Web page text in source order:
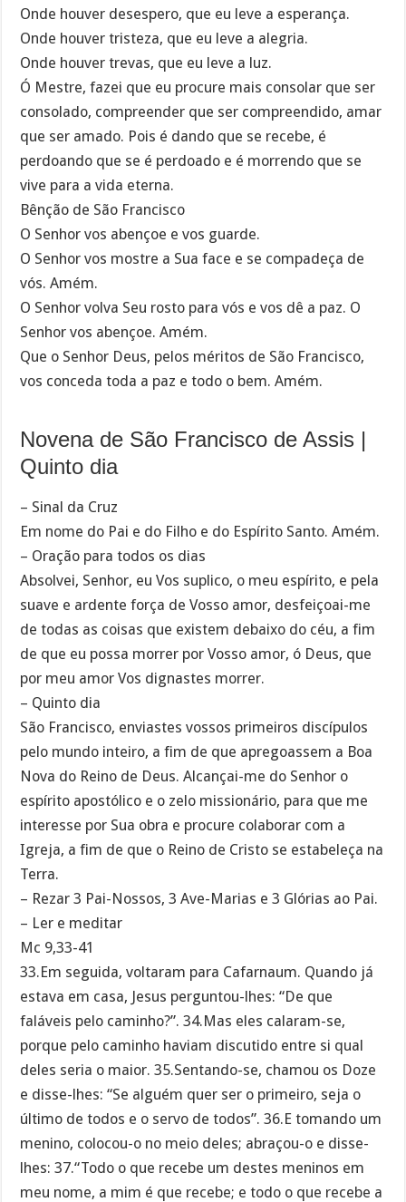
Onde houver desespero, que eu leve a esperança.
Onde houver tristeza, que eu leve a alegria.
Onde houver trevas, que eu leve a luz.
Ó Mestre, fazei que eu procure mais consolar que ser
consolado, compreender que ser compreendido, amar
que ser amado. Pois é dando que se recebe, é
perdoando que se é perdoado e é morrendo que se
vive para a vida eterna.
Bênção de São Francisco
O Senhor vos abençoe e vos guarde.
O Senhor vos mostre a Sua face e se compadeça de
vós. Amém.
O Senhor volva Seu rosto para vós e vos dê a paz. O
Senhor vos abençoe. Amém.
Que o Senhor Deus, pelos méritos de São Francisco,
vos conceda toda a paz e todo o bem. Amém.
Novena de São Francisco de Assis |
Quinto dia
– Sinal da Cruz
Em nome do Pai e do Filho e do Espírito Santo. Amém.
– Oração para todos os dias
Absolvei, Senhor, eu Vos suplico, o meu espírito, e pela
suave e ardente força de Vosso amor, desfeiçoai-me
de todas as coisas que existem debaixo do céu, a fim
de que eu possa morrer por Vosso amor, ó Deus, que
por meu amor Vos dignastes morrer.
– Quinto dia
São Francisco, enviastes vossos primeiros discípulos
pelo mundo inteiro, a fim de que apregoassem a Boa
Nova do Reino de Deus. Alcançai-me do Senhor o
espírito apostólico e o zelo missionário, para que me
interesse por Sua obra e procure colaborar com a
Igreja, a fim de que o Reino de Cristo se estabeleça na
Terra.
– Rezar 3 Pai-Nossos, 3 Ave-Marias e 3 Glórias ao Pai.
– Ler e meditar
Mc 9,33-41
33.Em seguida, voltaram para Cafarnaum. Quando já
estava em casa, Jesus perguntou-lhes: “De que
faláveis pelo caminho?”. 34.Mas eles calaram-se,
porque pelo caminho haviam discutido entre si qual
deles seria o maior. 35.Sentando-se, chamou os Doze
e disse-lhes: “Se alguém quer ser o primeiro, seja o
último de todos e o servo de todos”. 36.E tomando um
menino, colocou-o no meio deles; abraçou-o e disse-
lhes: 37.“Todo o que recebe um destes meninos em
meu nome, a mim é que recebe; e todo o que recebe a